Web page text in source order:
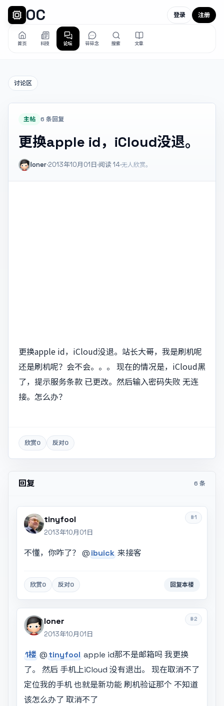
OC
首页 科技 论坛 碎碎念 搜索 文章
登录 注册
讨论区
主帖 6 条回复
更换apple id，iCloud没退。
loner·2013年10月01日·阅读 14·无人欣赏。
更换apple id，iCloud没退。站长大哥，我是刷机呢
还是刷机呢？会不会。。。 现在的情况是，iCloud黑
了，提示服务条款 已更改。然后输入密码失败 无连
接。怎么办？
欣赏0 反对0
回复 6 条
#1
tinyfool
2013年10月01日
不懂，你咋了？ @ibuick 来接客
欣赏0 反对0 回复本楼
#2
loner
2013年10月01日
1楼 @tinyfool apple id那不是邮箱吗 我更换
了。 然后 手机上iCloud 没有退出。 现在取消不了
定位我的手机 也就是新功能 刷机验证那个 不知道
该怎么办了 取消不了